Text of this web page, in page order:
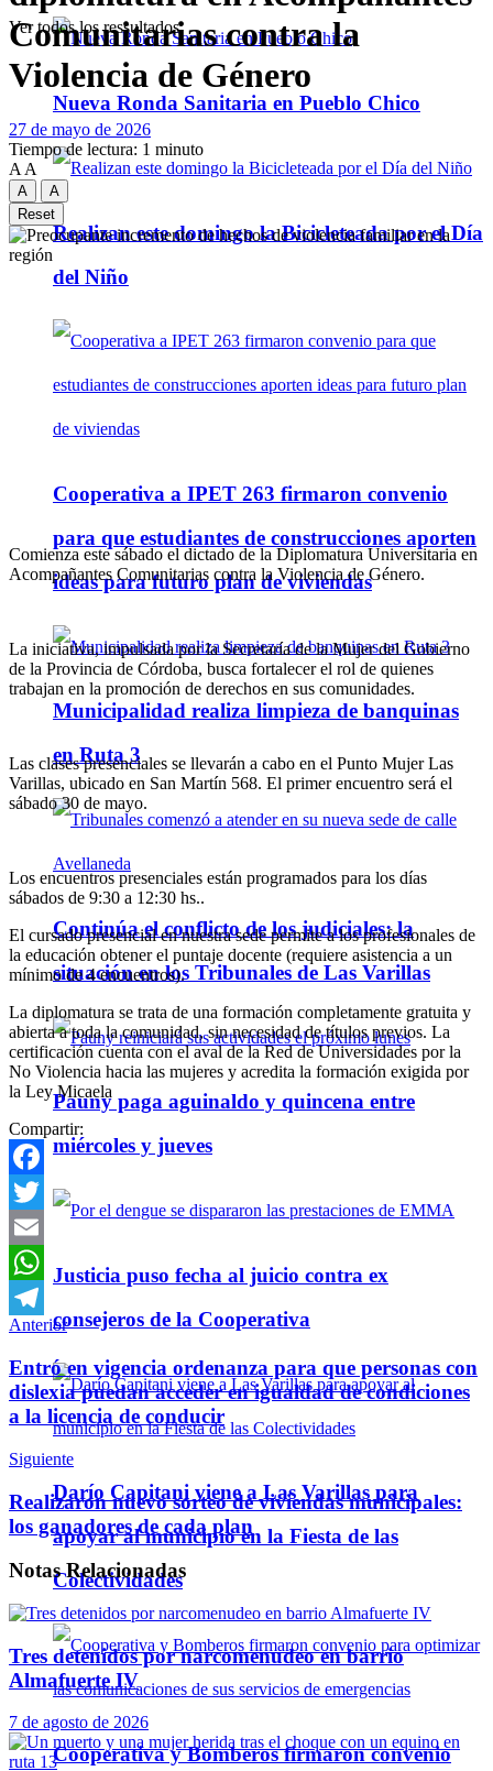
Nueva Ronda Sanitaria en Pueblo Chico
Realizan este domingo la Bicicleteada por el Día
del Niño
Cooperativa a IPET 263 firmaron convenio
para que estudiantes de construcciones aporten
ideas para futuro plan de viviendas
Municipalidad realiza limpieza de banquinas
en Ruta 3
Continúa el conflicto de los judiciales: la
situación en los Tribunales de Las Varillas
Pauny paga aguinaldo y quincena entre
miércoles y jueves
Justicia puso fecha al juicio contra ex
consejeros de la Cooperativa
Darío Capitani viene a Las Varillas para
apoyar al municipio en la Fiesta de las
Colectividades
Cooperativa y Bomberos firmaron convenio
Ver todos los ressultados
Comunitarias contra la
Violencia de Género
27 de mayo de 2026
Tiempo de lectura: 1 minuto
A A
A
A
Reset
Comienza este sábado el dictado de la Diplomatura Universitaria en
Acompañantes Comunitarias contra la Violencia de Género.
La iniciativa, impulsada por la Secretaría de la Mujer del Gobierno
de la Provincia de Córdoba, busca fortalecer el rol de quienes
trabajan en la promoción de derechos en sus comunidades.
Las clases presenciales se llevarán a cabo en el Punto Mujer Las
Varillas, ubicado en San Martín 568. El primer encuentro será el
sábado 30 de mayo.
Los encuentros presenciales están programados para los días
sábados de 9:30 a 12:30 hs..
El cursado presencial en nuestra sede permite a los profesionales de
la educación obtener el puntaje docente (requiere asistencia a un
mínimo de 4 encuentros).
La diplomatura se trata de una formación completamente gratuita y
abierta a toda la comunidad, sin necesidad de títulos previos. La
certificación cuenta con el aval de la Red de Universidades por la
No Violencia hacia las mujeres y acredita la formación exigida por
la Ley Micaela
Compartir:
Facebook
Twitter
Email
WhatsApp
Telegram
Anterior
Entró en vigencia ordenanza para que personas con
dislexia puedan acceder en igualdad de condiciones
a la licencia de conducir
Siguiente
Realizaron nuevo sorteo de viviendas municipales:
los ganadores de cada plan
NotasRelacionadas
Tres detenidos por narcomenudeo en barrio
Almafuerte IV
7 de agosto de 2026